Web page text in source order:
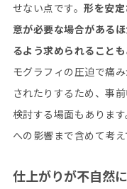
せない点です。形を安
意が必要な場合がある
るよう求められることも
モグラフィの圧迫で痛
されたりするため、事
検討する場面もありま
への影響まで含めて考え
仕上がりが不自然